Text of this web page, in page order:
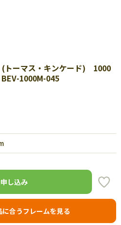
トーマス・キンケード) 1000
1000M-045
し込み
に合うフレームを見る